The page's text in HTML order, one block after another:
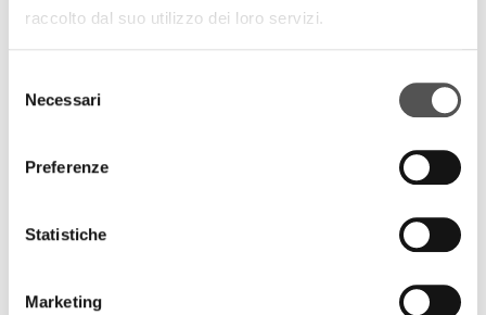
raccolto dal suo utilizzo dei loro servizi.
delNecessari
Preferenze
Statistiche
Marketing